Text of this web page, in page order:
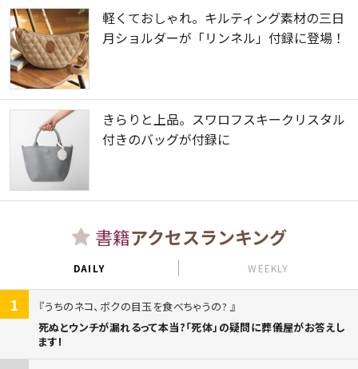
軽くておしゃれ。キルティング素材の三日
月ショルダーが「リンネル」付録に登場！
きらりと上品。スワロフスキークリスタル
付きのバッグが付録に
書籍アクセスランキング
DAILY WEEKLY
1
うちのネコ、ボクの目玉を食べちゃうの?
死ぬとウンチが漏れるって本当?「死体」の疑問に葬儀屋がお答えし
ます!